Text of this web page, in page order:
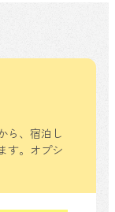
、 宿泊し
。 オプシ